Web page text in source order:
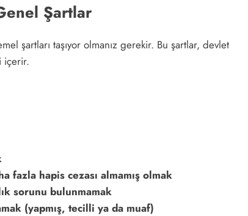
Şartlar
şartları taşıyor olmanız gerekir. Bu şartlar, devlet
içerir.
fazla hapis cezası almamış olmak
sorunu bulunmamak
(yapmış, tecilli ya da muaf)